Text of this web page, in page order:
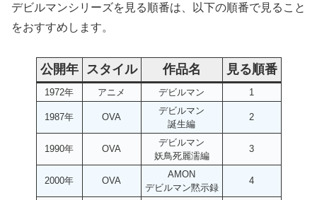
デビルマンシリーズを見る順番は、以下の順番で見ること
をおすすめします。
公開年 スタイル 作品名 見る順番
1972年 アニメ デビルマン 1
1987年 OVA
デビルマン
誕生編
2
1990年 OVA
デビルマン
妖鳥死麗濡編
3
2000年 OVA
AMON
デビルマン黙示録
4